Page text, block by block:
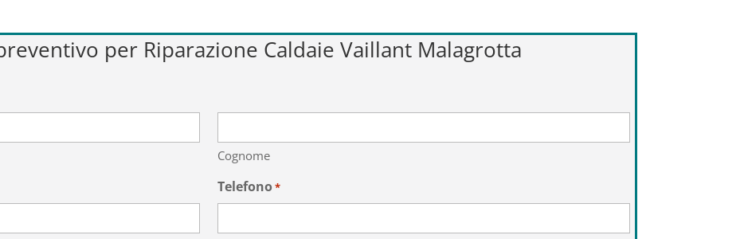
per Riparazione Caldaie Vaillant Malagrotta
Cognome
Telefono*